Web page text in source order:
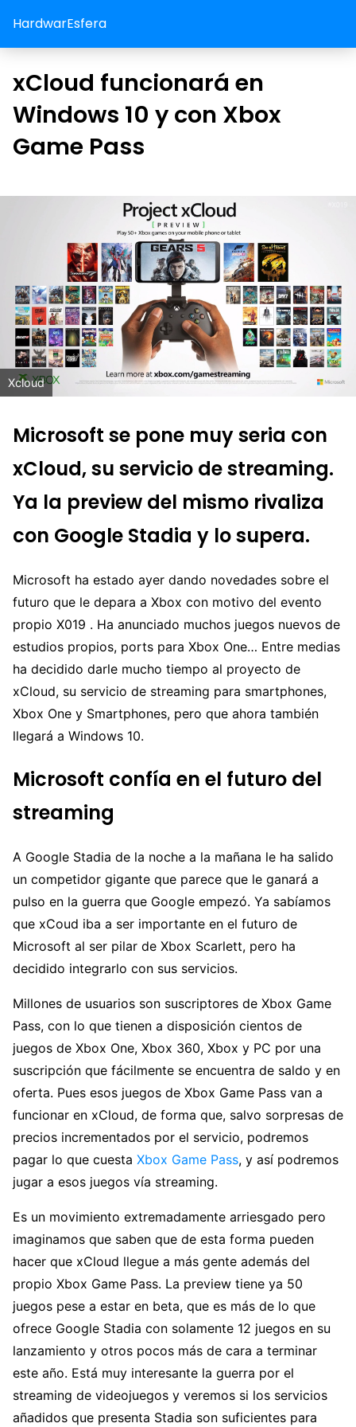
HardwarEsfera
xCloud funcionará en
Windows 10 y con Xbox
Game Pass
Xcloud
Microsoft se pone muy seria con
xCloud, su servicio de streaming.
Ya la preview del mismo rivaliza
con Google Stadia y lo supera.
Microsoft ha estado ayer dando novedades sobre el
futuro que le depara a Xbox con motivo del evento
propio X019 . Ha anunciado muchos juegos nuevos de
estudios propios, ports para Xbox One… Entre medias
ha decidido darle mucho tiempo al proyecto de
xCloud, su servicio de streaming para smartphones,
Xbox One y Smartphones, pero que ahora también
llegará a Windows 10.
Microsoft confía en el futuro del
streaming
A Google Stadia de la noche a la mañana le ha salido
un competidor gigante que parece que le ganará a
pulso en la guerra que Google empezó. Ya sabíamos
que xCoud iba a ser importante en el futuro de
Microsoft al ser pilar de Xbox Scarlett, pero ha
decidido integrarlo con sus servicios.
Millones de usuarios son suscriptores de Xbox Game
Pass, con lo que tienen a disposición cientos de
juegos de Xbox One, Xbox 360, Xbox y PC por una
suscripción que fácilmente se encuentra de saldo y en
oferta. Pues esos juegos de Xbox Game Pass van a
funcionar en xCloud, de forma que, salvo sorpresas de
precios incrementados por el servicio, podremos
pagar lo que cuesta Xbox Game Pass, y así podremos
jugar a esos juegos vía streaming.
Es un movimiento extremadamente arriesgado pero
imaginamos que saben que de esta forma pueden
hacer que xCloud llegue a más gente además del
propio Xbox Game Pass. La preview tiene ya 50
juegos pese a estar en beta, que es más de lo que
ofrece Google Stadia con solamente 12 juegos en su
lanzamiento y otros pocos más de cara a terminar
este año. Está muy interesante la guerra por el
streaming de videojuegos y veremos si los servicios
añadidos que presenta Stadia son suficientes para